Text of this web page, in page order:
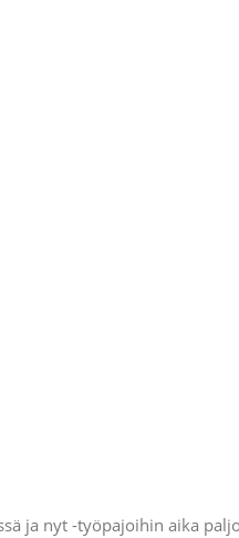
ja nyt -työpajoihin aika